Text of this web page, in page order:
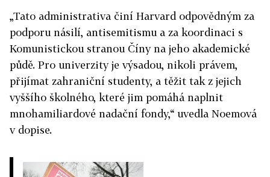
„Tato administrativa činí Harvard odpovědným za
podporu násilí, antisemitismu a za koordinaci s
Komunistickou stranou Číny na jeho akademické
půdě. Pro univerzity je výsadou, nikoli právem,
přijímat zahraniční studenty, a těžit tak z jejich
vyššího školného, které jim pomáhá naplnit
mnohamiliardové nadační fondy,“ uvedla Noemová
v dopise.